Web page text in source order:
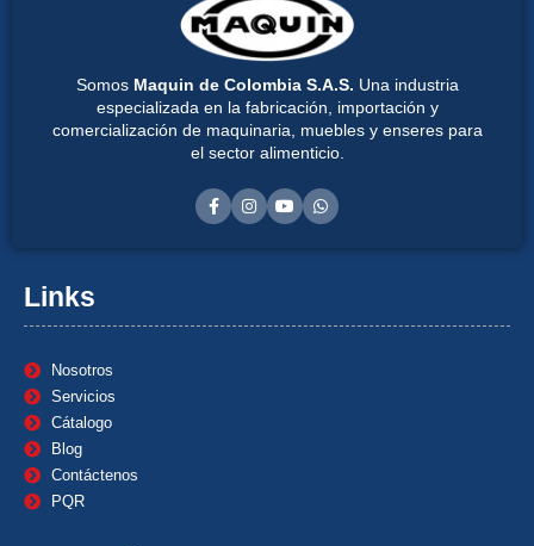
Somos Maquin de Colombia S.A.S. Una industria
especializada en la fabricación, importación y
comercialización de maquinaria, muebles y enseres para
el sector alimenticio.
Links
Nosotros
Servicios
Cátalogo
Blog
Contáctenos
PQR